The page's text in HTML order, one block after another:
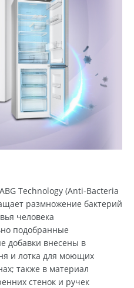
Technology (Anti-Bacteria
размножение бактерий
человека
подобранные
добавки внесены в
и лотка для моющих
также в материал
стенок и ручек